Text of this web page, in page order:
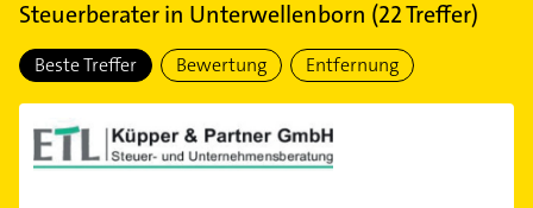
Steuerberaterin Unterwellenborn (22Treffer)
Beste Treffer Bewertung Entfernung